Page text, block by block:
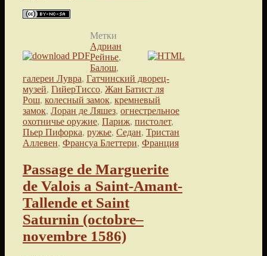
Метки
Адриан
Рейнье,
Балош,
галереи Лувра, Гатчинский дворец-
музей, ГийерТиссо, Жан Батист ля
Рош, колесный замок, кремневый
замок, Лоран де Ляшез, огнестрельное
охотничье оружие, Париж, пистолет,
Пьер Пифорка, ружье, Седан, Тристан
Аллевен, Франсуа Блеттери, Франция
Passage de Marguerite
de Valois a Saint-Amant-
Tallende et Saint
Saturnin (octobre–
novembre 1586)